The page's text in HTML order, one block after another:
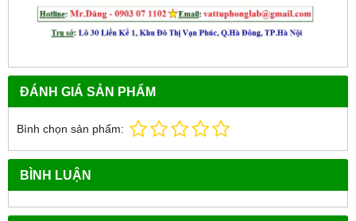
ĐÁNH GIÁ SẢN PHẨM
Bình chọn sản phẩm:
BÌNH LUẬN